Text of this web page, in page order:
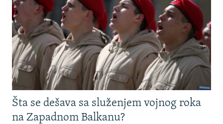
Šta se dešava sa služenjem vojnog roka
na Zapadnom Balkanu?